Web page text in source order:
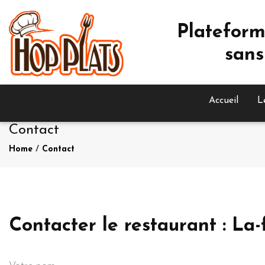
Accueil
Contact
Home / Contact
Contacter le restaurant :